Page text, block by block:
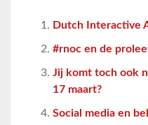
Dutch Interactive
#rnoc en de
Jij komt toch ook
17 maart?
Social media en